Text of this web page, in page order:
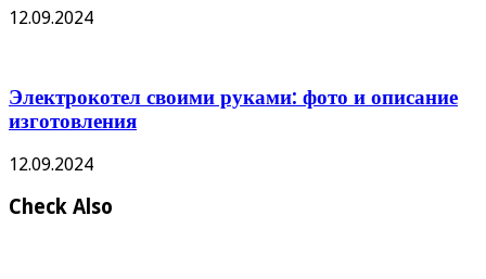
12.09.2024
Электрокотел своими руками: фото и описание
изготовления
12.09.2024
Check Also